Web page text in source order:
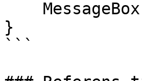
}
```